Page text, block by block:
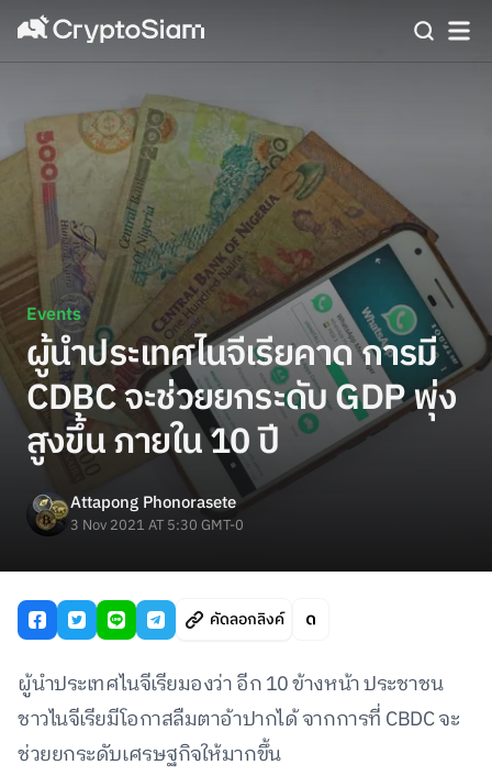
Events
ผู้นำประเทศไนจีเรียคาด การมี
CDBC จะช่วยยกระดับ GDP พุ่ง
สูงขึ้น ภายใน 10 ปี
Attapong Phonorasete
3 Nov 2021 AT 5:30 GMT-0
คัดลอกลิงค์
ผู้นำประเทศไนจีเรียมองว่า อีก 10 ข้างหน้า ประชาชน
ชาวไนจีเรียมีโอกาสลืมตาอ้าปากได้ จากการที่ CBDC จะ
ช่วยยกระดับเศรษฐกิจให้มากขึ้น